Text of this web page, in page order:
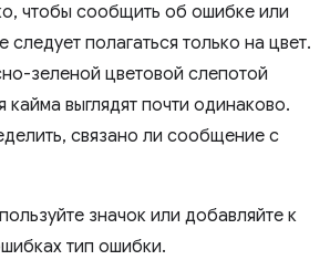
чтобы сообщить об ошибке или
следует полагаться только на цвет.
зеленой цветовой слепотой
кайма выглядят почти одинаково.
связано ли сообщение с
значок или добавляйте к
тип ошибки.